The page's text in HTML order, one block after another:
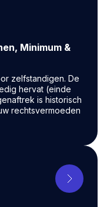
Minimum &
zelfstandigen. De
hervat (einde
is historisch
rechtsvermoeden